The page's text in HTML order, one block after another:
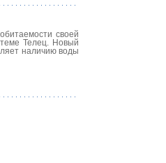
своей
Телец. Новый
наличию воды